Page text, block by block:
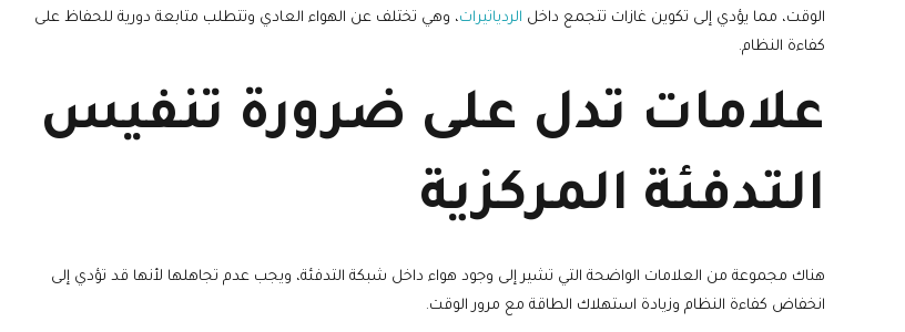
الوقت، مما يؤدي إلى تكوين غازات تتجمع داخل الردياتيرات، وهي تختلف عن الهواء العادي وتتطلب متابعة دورية للحفاظ على
كفاءة النظام.
علامات تدل على ضرورة تنفيس
التدفئة المركزية
هناك مجموعة من العلامات الواضحة التي تشير إلى وجود هواء داخل شبكة التدفئة، ويجب عدم تجاهلها لأنها قد تؤدي إلى
انخفاض كفاءة النظام وزيادة استهلاك الطاقة مع مرور الوقت.